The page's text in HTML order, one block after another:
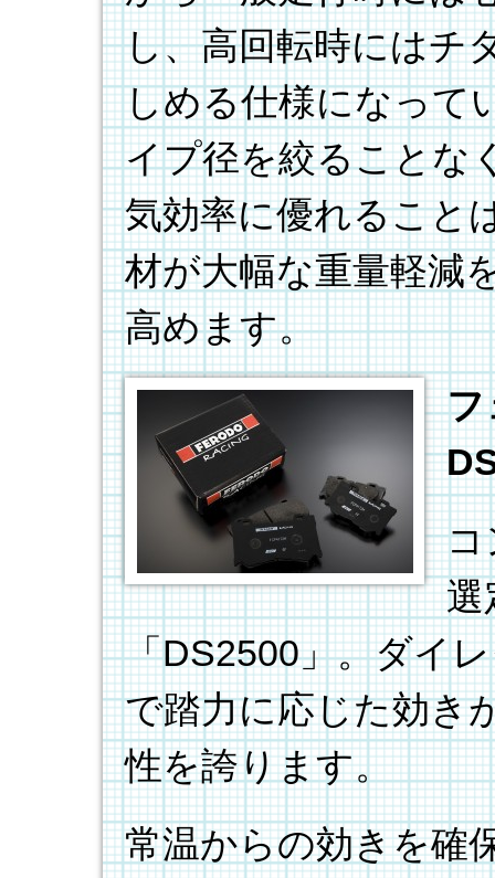
し、高回転時にはチ
しめる仕様になって
イプ径を絞ることな
気効率に優れること
材が大幅な重量軽減
高めます。
フ
コ
選
「DS2500」。ダイ
で踏力に応じた効き
性を誇ります。
常温からの効きを確